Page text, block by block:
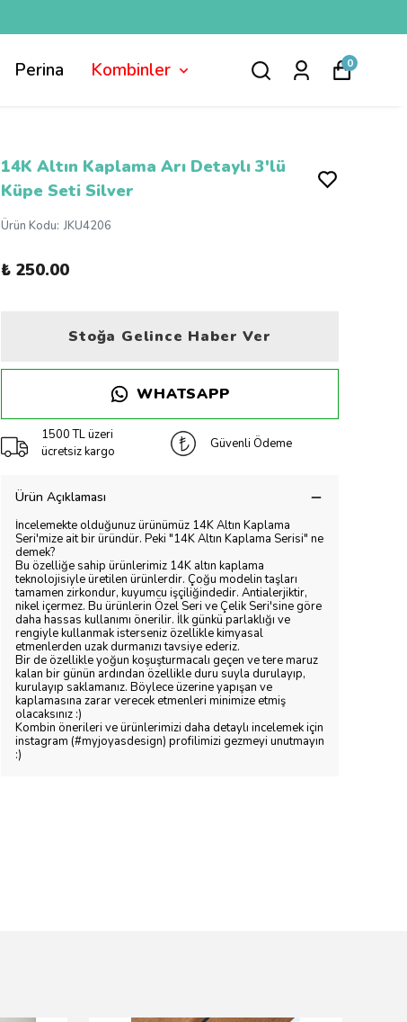
Perina Kombinler 0
14K Altın Kaplama Arı Detaylı 3'lü
Küpe Seti Silver
Ürün Kodu: JKU4206
₺ 250.00
Stoğa Gelince Haber Ver
WHATSAPP
1500 TL üzeri
ücretsiz kargo
Güvenli Ödeme
Ürün Açıklaması
İncelemekte olduğunuz ürünümüz 14K Altın Kaplama
Seri'mize ait bir üründür. Peki "14K Altın Kaplama Serisi" ne
demek?
Bu özelliğe sahip ürünlerimiz 14K altın kaplama
teknolojisiyle üretilen ürünlerdir. Çoğu modelin taşları
tamamen zirkondur, kuyumcu işçiliğindedir. Antialerjiktir,
nikel içermez. Bu ürünlerin Özel Seri ve Çelik Seri'sine göre
daha hassas kullanımı önerilir. İlk günkü parlaklığı ve
rengiyle kullanmak isterseniz özellikle kimyasal
etmenlerden uzak durmanızı tavsiye ederiz.
Bir de özellikle yoğun koşuşturmacalı geçen ve tere maruz
kalan bir günün ardından özellikle duru suyla durulayıp,
kurulayıp saklamanız. Böylece üzerine yapışan ve
kaplamasına zarar verecek etmenleri minimize etmiş
olacaksınız :)
Kombin önerileri ve ürünlerimizi daha detaylı incelemek için
instagram (#myjoyasdesign) profilimizi gezmeyi unutmayın
:)